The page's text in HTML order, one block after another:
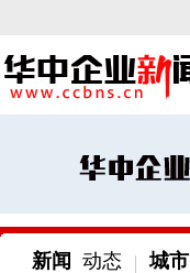
新闻
动态
城市